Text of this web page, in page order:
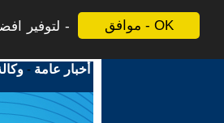
موافق - OK
لتوفير
أخبار عامة -